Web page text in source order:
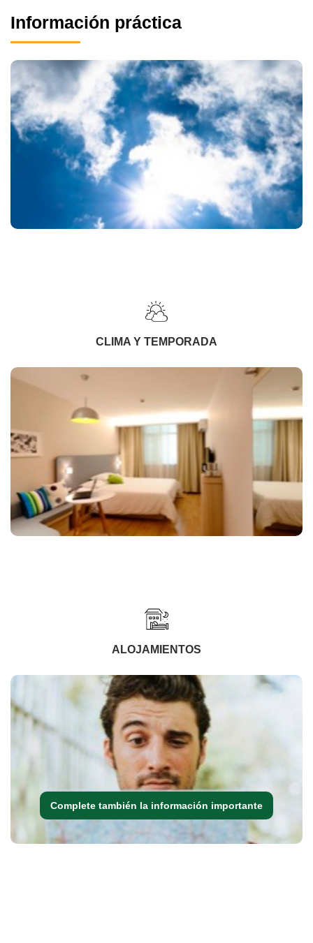
Información práctica
CLIMA Y TEMPORADA
ALOJAMIENTOS
Complete también la información importante